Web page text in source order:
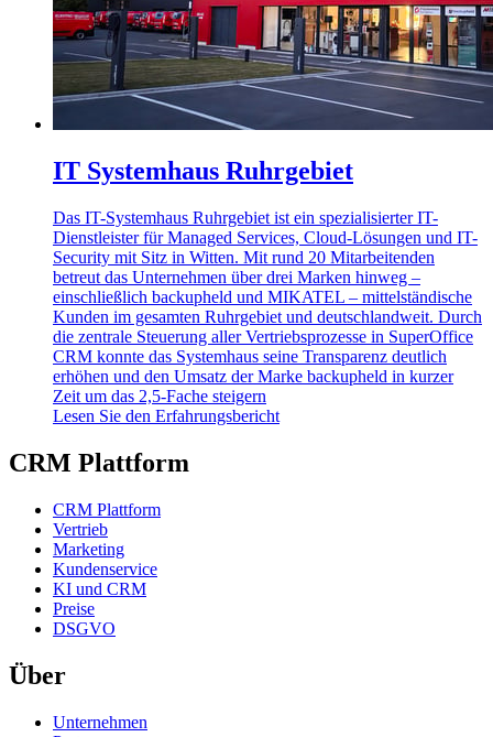
IT Systemhaus Ruhrgebiet
Das IT-Systemhaus Ruhrgebiet ist ein spezialisierter IT-
Dienstleister für Managed Services, Cloud-Lösungen und IT-
Security mit Sitz in Witten. Mit rund 20 Mitarbeitenden
betreut das Unternehmen über drei Marken hinweg –
einschließlich backupheld und MIKATEL – mittelständische
Kunden im gesamten Ruhrgebiet und deutschlandweit. Durch
die zentrale Steuerung aller Vertriebsprozesse in SuperOffice
CRM konnte das Systemhaus seine Transparenz deutlich
erhöhen und den Umsatz der Marke backupheld in kurzer
Zeit um das 2,5-Fache steigern
Lesen Sie den Erfahrungsbericht
CRM Plattform
CRM Plattform
Vertrieb
Marketing
Kundenservice
KI und CRM
Preise
DSGVO
Über
Unternehmen